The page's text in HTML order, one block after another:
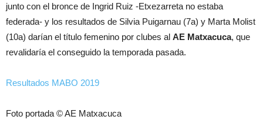
junto con el bronce de Ingrid Ruiz -Etxezarreta no estaba
federada- y los resultados de Silvia Puigarnau (7a) y Marta Molist
(10a) darían el título femenino por clubes al AE Matxacuca, que
revalidaría el conseguido la temporada pasada.
Resultados MABO 2019
Foto portada © AE Matxacuca